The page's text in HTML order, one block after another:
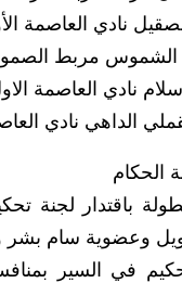
الحكام
باقتدار لجنة
وعضوية سام بشر
في السير